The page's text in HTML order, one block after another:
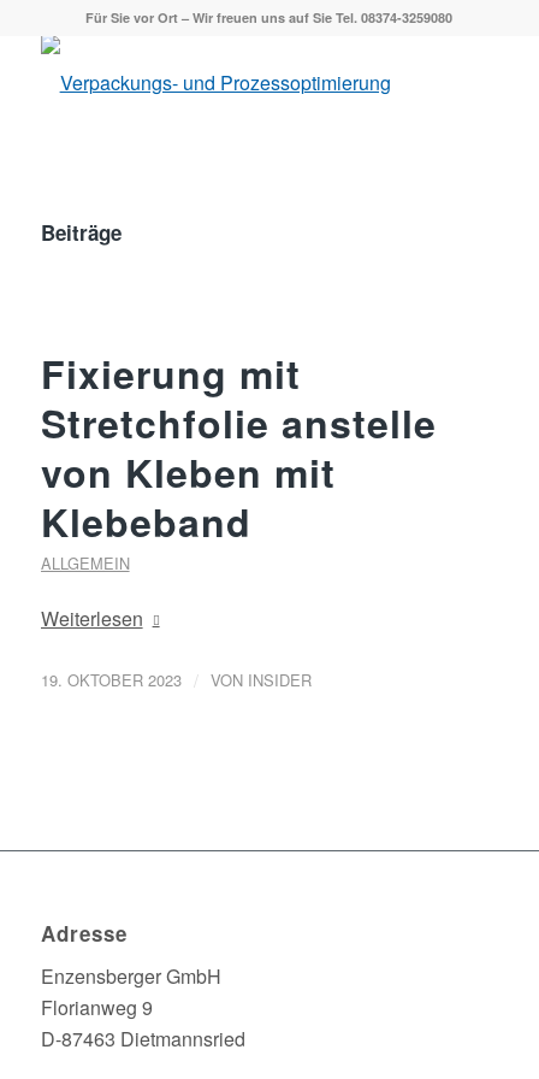
Für Sie vor Ort – Wir freuen uns auf Sie Tel. 08374-3259080
Beiträge
Fixierung mit
Stretchfolie anstelle
von Kleben mit
Klebeband
ALLGEMEIN
Weiterlesen
19. OKTOBER 2023 / VON INSIDER
Adresse
Enzensberger GmbH
Florianweg 9
D-87463 Dietmannsried